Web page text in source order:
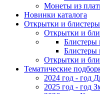
Монеты из
Новинки каталога
Открытки и блистеры
Открытки и
Блистеры
Блистеры
Открытки и
Тематические
2024 год - год
2025 год - год